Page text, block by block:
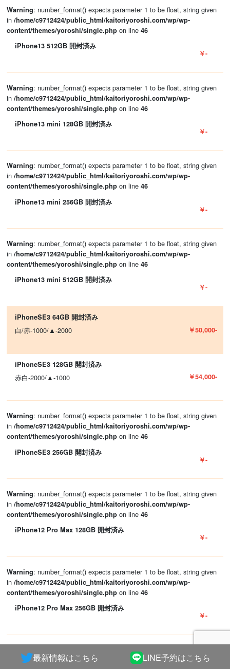
最新情報はこちら LINE予約はこちら
Warning: number_format() expects parameter 1 to be float, string given
in /home/c9712424/public_html/kaitoriyoroshi.com/wp/wp-
content/themes/yoroshi/single.phpon line 46
iPhone13 512GB 開封済み
￥-
Warning: number_format() expects parameter 1 to be float, string given
in /home/c9712424/public_html/kaitoriyoroshi.com/wp/wp-
content/themes/yoroshi/single.phpon line 46
iPhone13 mini 128GB 開封済み
￥-
Warning: number_format() expects parameter 1 to be float, string given
in /home/c9712424/public_html/kaitoriyoroshi.com/wp/wp-
content/themes/yoroshi/single.phpon line 46
iPhone13 mini 256GB 開封済み
￥-
Warning: number_format() expects parameter 1 to be float, string given
in /home/c9712424/public_html/kaitoriyoroshi.com/wp/wp-
content/themes/yoroshi/single.phpon line 46
iPhone13 mini 512GB 開封済み
￥-
iPhoneSE3 64GB 開封済み
白/赤-1000/▲-2000 ￥50,000-
iPhoneSE3 128GB 開封済み
赤白-2000/▲-1000 ￥54,000-
Warning: number_format() expects parameter 1 to be float, string given
in /home/c9712424/public_html/kaitoriyoroshi.com/wp/wp-
content/themes/yoroshi/single.phpon line 46
iPhoneSE3 256GB 開封済み
￥-
Warning: number_format() expects parameter 1 to be float, string given
in /home/c9712424/public_html/kaitoriyoroshi.com/wp/wp-
content/themes/yoroshi/single.phpon line 46
iPhone12 Pro Max 128GB 開封済み
￥-
Warning: number_format() expects parameter 1 to be float, string given
in /home/c9712424/public_html/kaitoriyoroshi.com/wp/wp-
content/themes/yoroshi/single.phpon line 46
iPhone12 Pro Max 256GB 開封済み
￥-
: number_format() expects parameter 1 to be float, string given
/home/c9712424/public_html/kaitoriyoroshi.com/wp/wp-